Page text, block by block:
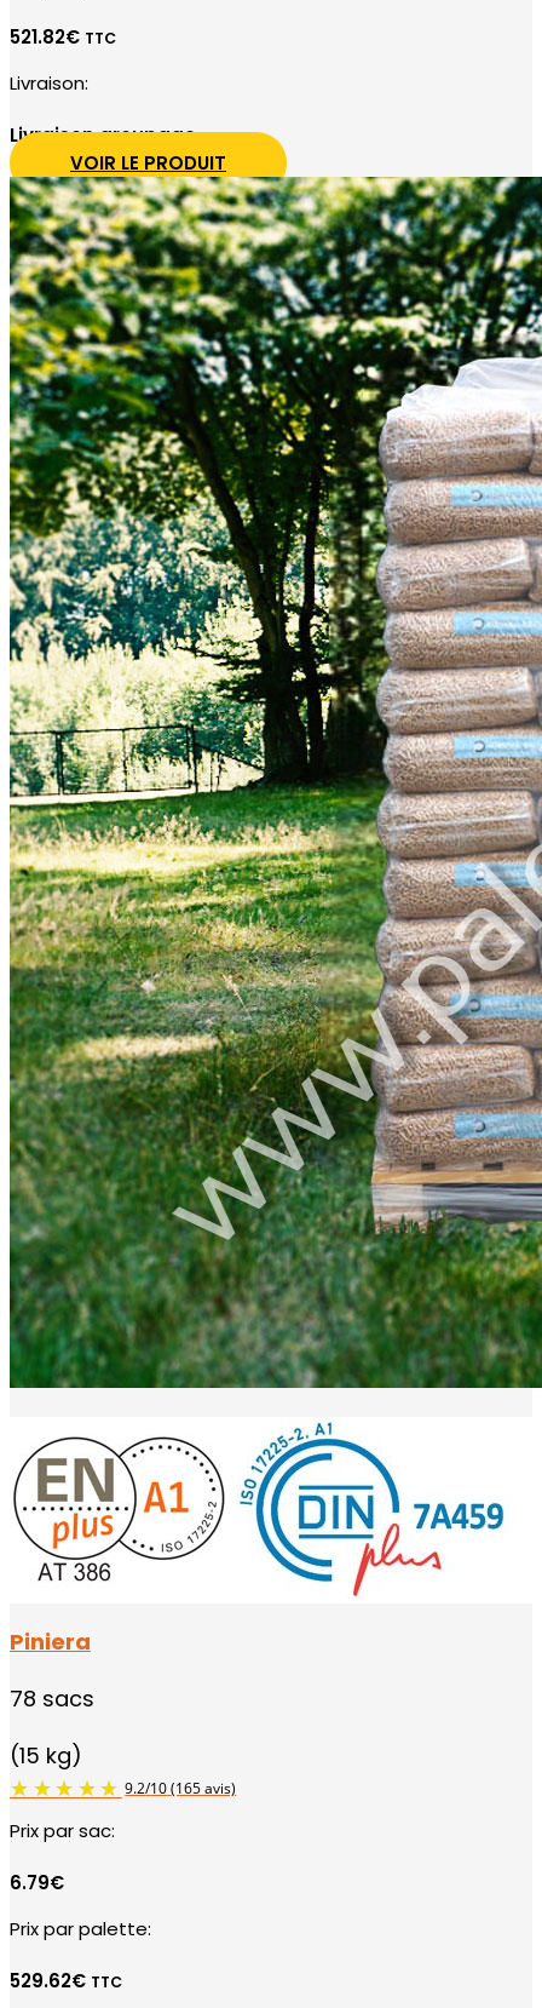
521.82€ TTC
Livraison:
Livraison groupage
VOIR LE PRODUIT
Piniera
78 sacs
(15 kg)
Prix par sac:
6.79€
Prix par palette:
529.62€ TTC